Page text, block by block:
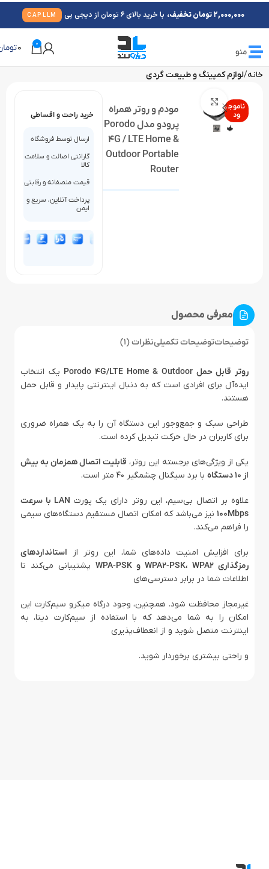
منو
0
0
خانه لوازم کمپینگ و طبیعت گردی
ناموج
ود
مودم و روتر همراه
پرودو مدل Porodo
4G / LTE Home &
Outdoor Portable
Router
خرید راحت و اقساطی
ارسال توسط فروشگاه
گارانتی اصالت و سلامت
کالا
قیمت منصفانه و رقابتی
پرداخت آنلاین، سریع و
ایمن
معرفی محصول
توضیحاتتوضیحات تکمیلینظرات (1)
روتر قابل حمل Porodo 4G/LTE Home & Outdoor
یک انتخاب
ایده‌آل برای افرادی است که به دنبال اینترنتی پایدار و قابل حمل
هستند.
طراحی سبک و جمع‌وجور این دستگاه آن را به یک همراه ضروری
برای کاربران در حال حرکت تبدیل کرده است.
یکی از ویژگی‌های برجسته این روتر، قابلیت اتصال همزمان به بیش
از ۱۰ دستگاه
با برد سیگنال چشمگیر ۴۰ متر است.
علاوه بر اتصال بی‌سیم، این روتر دارای یک پورت
LAN با سرعت
۱۰۰Mbps نیز می‌باشد که امکان اتصال مستقیم دستگاه‌های سیمی
را فراهم می‌کند.
برای افزایش امنیت داده‌های شما، این روتر از استانداردهای
رمزگذاری WPA2-PSK، WPA2 و WPA-PSK
پشتیبانی می‌کند تا
اطلاعات شما در برابر دسترسی‌های
غیرمجاز محافظت شود. همچنین، وجود درگاه میکرو سیم‌کارت این
امکان را به شما می‌دهد که با استفاده از سیم‌کارت دیتا، به
اینترنت متصل شوید و از انعطاف‌پذیری
و راحتی بیشتری برخوردار شوید.
2,000,000 تومان تخفیف، با خرید بالای 6 تومان از دیجی پی CAPLLM